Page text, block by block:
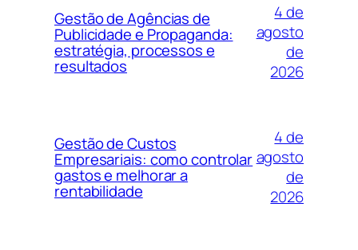
Gestão de Agências de
Publicidade e Propaganda:
estratégia, processos e
resultados
4 de
agosto
de
2026
Gestão de Custos
Empresariais: como controlar
gastos e melhorar a
rentabilidade
4 de
agosto
de
2026